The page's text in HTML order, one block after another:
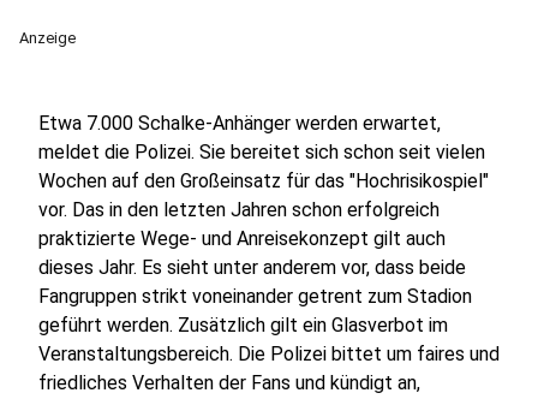
Anzeige
Etwa 7.000 Schalke-Anhänger werden erwartet,
meldet die Polizei. Sie bereitet sich schon seit vielen
Wochen auf den Großeinsatz für das "Hochrisikospiel"
vor. Das in den letzten Jahren schon erfolgreich
praktizierte Wege- und Anreisekonzept gilt auch
dieses Jahr. Es sieht unter anderem vor, dass beide
Fangruppen strikt voneinander getrent zum Stadion
geführt werden. Zusätzlich gilt ein Glasverbot im
Veranstaltungsbereich. Die Polizei bittet um faires und
friedliches Verhalten der Fans und kündigt an,